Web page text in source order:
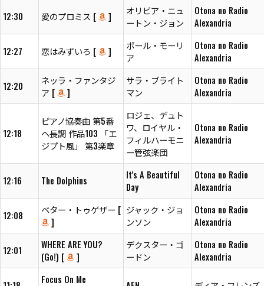
12:30 愛のプロミス [ ]
オリビア・ニュ
ートン・ジョン
Otona no Radio
Alexandria
12:27 恋はみずいろ [ ]
ポール・モーリ
ア
Otona no Radio
Alexandria
12:20
ネッラ・ファンタジ
ア [
]
サラ・ブライト
マン
Otona no Radio
Alexandria
12:18
ピアノ協奏曲 第5番
ヘ長調 作品103 「エ
ジプト風」 第3楽章
ロジェ、デュト
ワ、ロイヤル・
フィルハーモニ
ー管弦楽団
Otona no Radio
Alexandria
12:16 The Dolphins
It's A Beautiful
Day
Otona no Radio
Alexandria
12:08
ベター・トゥゲザー [
]
ジャック・ジョ
ンソン
Otona no Radio
Alexandria
12:01
WHERE ARE YOU?
(Go!) [
]
デクスター・ゴ
ードン
Otona no Radio
Alexandria
Focus On Me